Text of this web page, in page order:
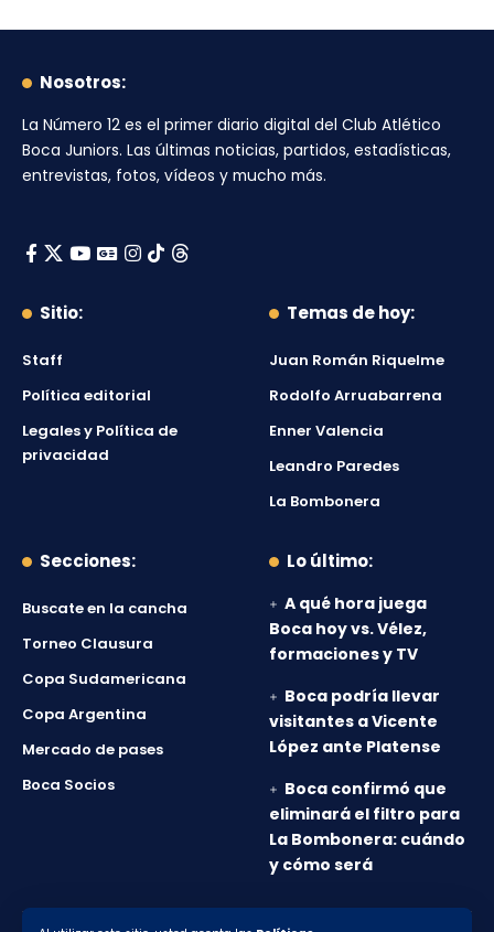
Nosotros:
La Número 12 es el primer diario digital del Club Atlético
Boca Juniors. Las últimas noticias, partidos, estadísticas,
entrevistas, fotos, vídeos y mucho más.
Sitio:
Staff
Política editorial
Legales y Política de
privacidad
Temas de hoy:
Juan Román Riquelme
Rodolfo Arruabarrena
Enner Valencia
Leandro Paredes
La Bombonera
Secciones:
Buscate en la cancha
Torneo Clausura
Copa Sudamericana
Copa Argentina
Mercado de pases
Boca Socios
Lo último:
A qué hora juega
Boca hoy vs. Vélez,
formaciones y TV
Boca podría llevar
visitantes a Vicente
López ante Platense
Boca confirmó que
eliminará el filtro para
La Bombonera: cuándo
y cómo será